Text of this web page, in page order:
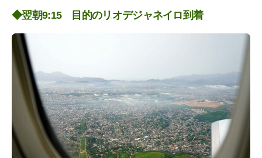
◆翌朝9:15 目的のリオデジャネイロ到着